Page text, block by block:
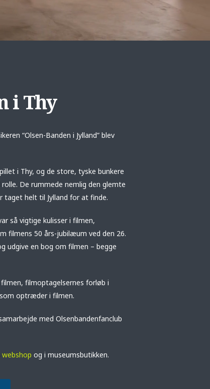
i Thy
“Olsen-Banden i Jylland” blev
i Thy, og de store, tyske bunkere
De rummede nemlig den glemte
taget helt til Jylland for at finde.
så vigtige kulisser i filmen,
filmens 50 års-jubilæum ved den 26.
udgive en bog om filmen – begge
filmoptagelsernes forløb i
optræder i filmen.
med Olsenbandenfanclub
webshop og i museumsbutikken.